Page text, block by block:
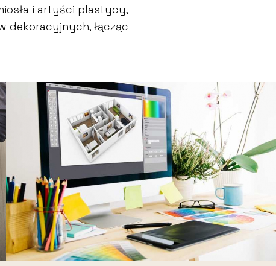
i artyści plastycy,
dekoracyjnych, łącząc